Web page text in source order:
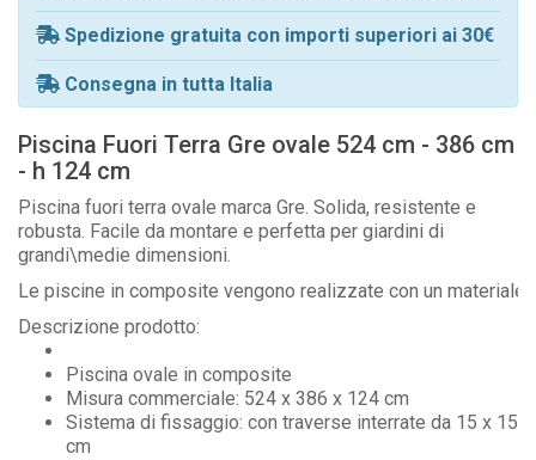
Spedizione gratuita con importi superiori ai 30€
Consegna in tutta Italia
Piscina Fuori Terra Gre ovale 524 cm - 386 cm
- h 124 cm
Piscina fuori terra ovale marca Gre. Solida, resistente e
robusta. Facile da montare e perfetta per giardini di
grandi\medie dimensioni.
Le piscine in composite vengono realizzate con un
Descrizione prodotto:
Piscina ovale in composite
Misura commerciale: 524 x 386 x 124 cm
Sistema di fissaggio: con traverse interrate da 15 x 15
cm